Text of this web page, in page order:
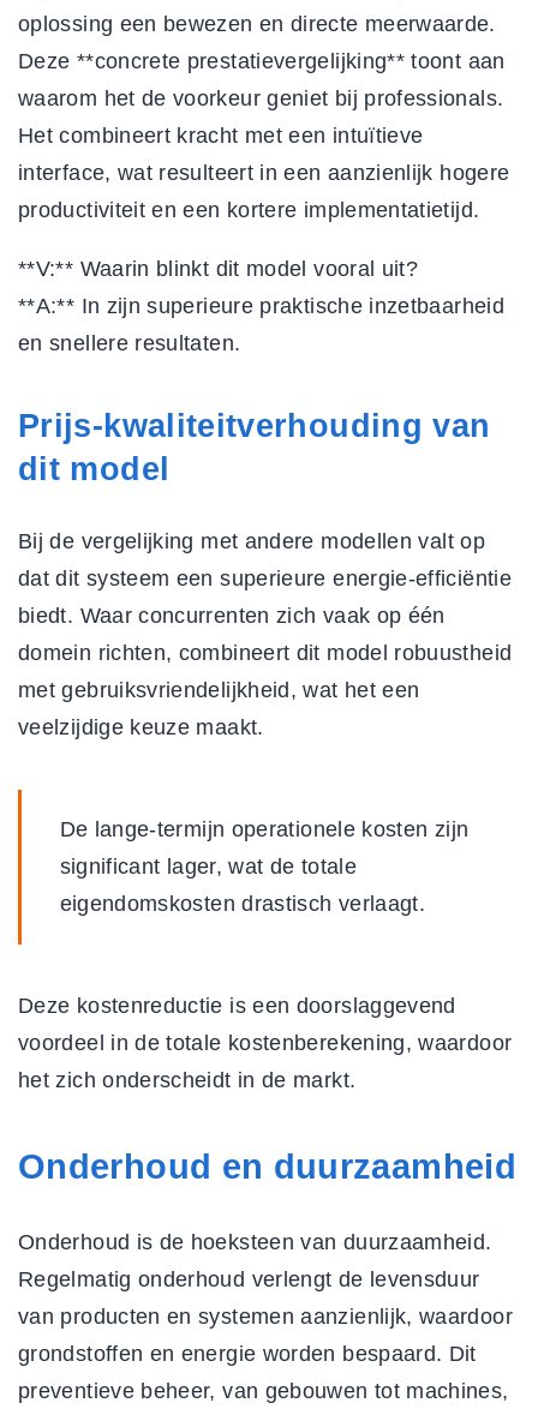
oplossing een bewezen en directe meerwaarde.
Deze **concrete prestatievergelijking** toont aan
waarom het de voorkeur geniet bij professionals.
Het combineert kracht met een intuïtieve
interface, wat resulteert in een aanzienlijk hogere
productiviteit en een kortere implementatietijd.
**V:** Waarin blinkt dit model vooral uit?
**A:** In zijn superieure praktische inzetbaarheid
en snellere resultaten.
Prijs-kwaliteitverhouding van
dit model
Bij de vergelijking met andere modellen valt op
dat dit systeem een superieure energie-efficiëntie
biedt. Waar concurrenten zich vaak op één
domein richten, combineert dit model robuustheid
met gebruiksvriendelijkheid, wat het een
veelzijdige keuze maakt.
De lange-termijn operationele kosten zijn
significant lager, wat de totale
eigendomskosten drastisch verlaagt.
Deze kostenreductie is een doorslaggevend
voordeel in de totale kostenberekening, waardoor
het zich onderscheidt in de markt.
Onderhoud en duurzaamheid
Onderhoud is de hoeksteen van duurzaamheid.
Regelmatig onderhoud verlengt de levensduur
van producten en systemen aanzienlijk, waardoor
grondstoffen en energie worden bespaard. Dit
preventieve beheer, van gebouwen tot machines,